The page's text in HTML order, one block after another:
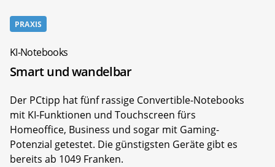
PRAXIS
KI-Notebooks
Smart und wandelbar
Der PCtipp hat fünf rassige Convertible-Notebooks
mit KI-Funktionen und Touchscreen fürs
Homeoffice, Business und sogar mit Gaming-
Potenzial getestet. Die günstigsten Geräte gibt es
bereits ab 1049 Franken.